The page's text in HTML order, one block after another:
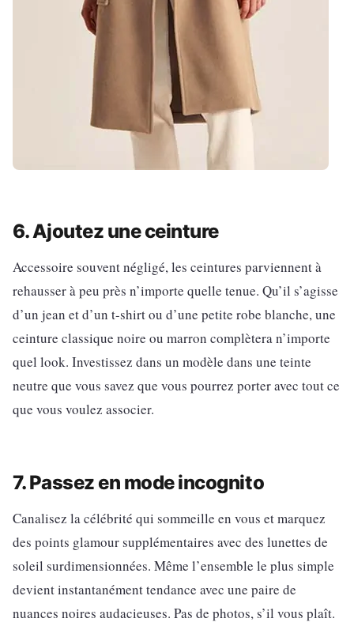
6. Ajoutez une ceinture
Accessoire souvent négligé, les ceintures parviennent à
rehausser à peu près n’importe quelle tenue. Qu’il s’agisse
d’un jean et d’un t-shirt ou d’une petite robe blanche, une
ceinture classique noire ou marron complètera n’importe
quel look. Investissez dans un modèle dans une teinte
neutre que vous savez que vous pourrez porter avec tout ce
que vous voulez associer.
7. Passez en mode incognito
Canalisez la célébrité qui sommeille en vous et marquez
des points glamour supplémentaires avec des lunettes de
soleil surdimensionnées. Même l’ensemble le plus simple
devient instantanément tendance avec une paire de
nuances noires audacieuses. Pas de photos, s’il vous plaît.